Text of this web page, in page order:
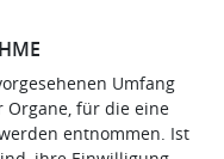
Umfang
Organe, für die eine
entnommen. Ist